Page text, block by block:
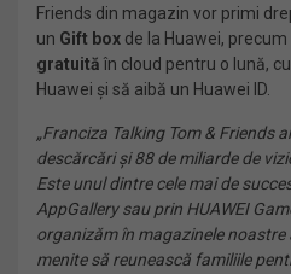
Friends din magazin vor primi
un Gift box de la Huawei, precum
gratuită în cloud pentru o lună,
Huawei și să aibă un Huawei ID.
„Franciza Talking Tom & Friends
descărcări și 88 de miliarde de
Este unul dintre cele mai de
AppGallery sau prin HUAWEI
organizăm în magazinele noastre
menite să reunească familiile